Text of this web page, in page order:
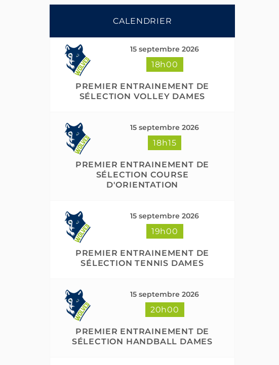
CALENDRIER
15 septembre 2026
18h00
PREMIER ENTRAINEMENT DE
SÉLECTION VOLLEY DAMES
15 septembre 2026
18h15
PREMIER ENTRAINEMENT DE
SÉLECTION COURSE
D'ORIENTATION
15 septembre 2026
19h00
PREMIER ENTRAINEMENT DE
SÉLECTION TENNIS DAMES
15 septembre 2026
20h00
PREMIER ENTRAINEMENT DE
SÉLECTION HANDBALL DAMES